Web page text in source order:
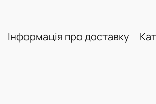
Інформація про доставку